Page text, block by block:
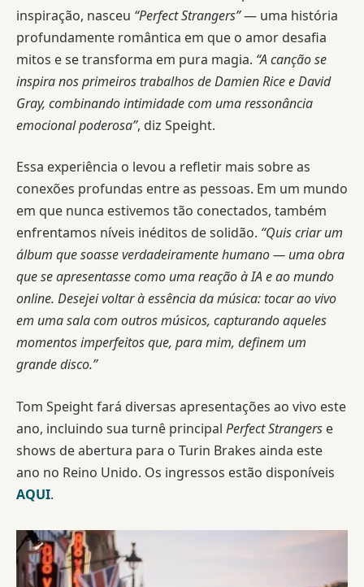
inspiração, nasceu “Perfect Strangers”— uma história
profundamente romântica em que o amor desafia
mitos e se transforma em pura magia. “A canção se
inspira nos primeiros trabalhos de Damien Rice e David
Gray, combinando intimidade com uma ressonância
emocional poderosa”, diz Speight.
Essa experiência o levou a refletir mais sobre as
conexões profundas entre as pessoas. Em um mundo
em que nunca estivemos tão conectados, também
enfrentamos níveis inéditos de solidão. “Quis criar um
álbum que soasse verdadeiramente humano — uma obra
que se apresentasse como uma reação à IA e ao mundo
online. Desejei voltar à essência da música: tocar ao vivo
em uma sala com outros músicos, capturando aqueles
momentos imperfeitos que, para mim, definem um
grande disco.”
Tom Speight fará diversas apresentações ao vivo este
ano, incluindo sua turnê principal Perfect Strangers e
shows de abertura para o Turin Brakes ainda este
ano no Reino Unido. Os ingressos estão disponíveis
AQUI.